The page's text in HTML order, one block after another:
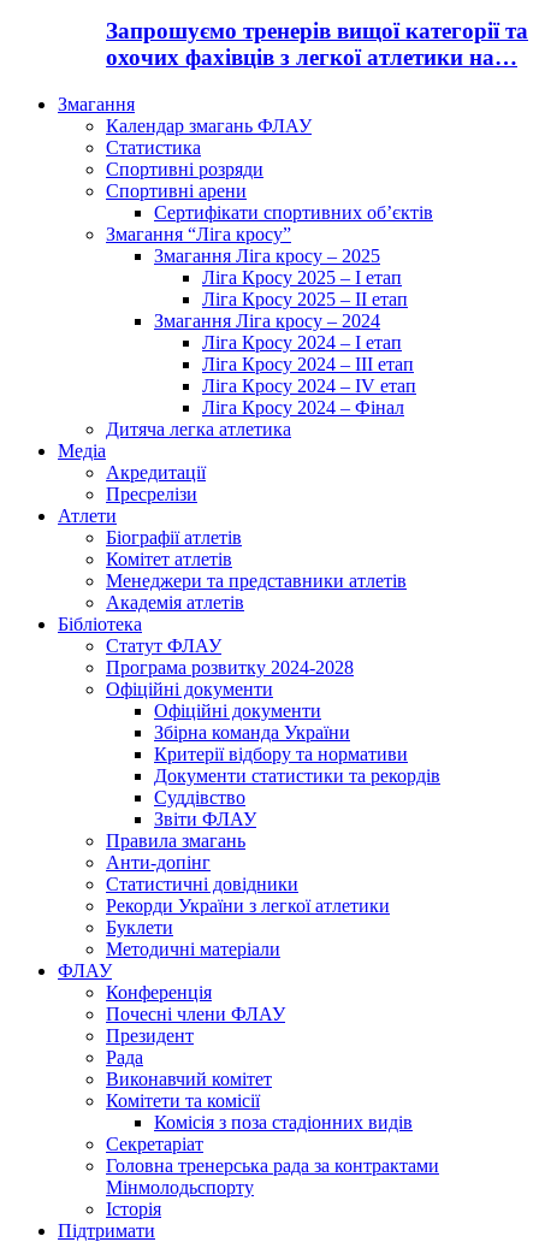
Запрошуємо тренерів вищої категорії та
охочих фахівців з легкої атлетики на…
Змагання
Календар змагань ФЛАУ
Статистика
Спортивні розряди
Спортивні арени
Сертифікати спортивних об’єктів
Змагання “Ліга кросу”
Змагання Ліга кросу – 2025
Ліга Кросу 2025 – I етап
Ліга Кросу 2025 – II етап
Змагання Ліга кросу – 2024
Ліга Кросу 2024 – I етап
Ліга Кросу 2024 – III етап
Ліга Кросу 2024 – IV етап
Ліга Кросу 2024 – Фінал
Дитяча легка атлетика
Медіа
Акредитації
Пресрелізи
Атлети
Біографії атлетів
Комітет атлетів
Менеджери та представники атлетів
Академія атлетів
Бібліотека
Статут ФЛАУ
Програма розвитку 2024-2028
Офіційні документи
Офіційні документи
Збірна команда України
Критерії відбору та нормативи
Документи статистики та рекордів
Суддівство
Звіти ФЛАУ
Правила змагань
Анти-допінг
Статистичні довідники
Рекорди України з легкої атлетики
Буклети
Методичні матеріали
ФЛАУ
Конференція
Почесні члени ФЛАУ
Президент
Рада
Виконавчий комітет
Комітети та комісії
Комісія з поза стадіонних видів
Секретаріат
Головна тренерська рада за контрактами
Мінмолодьспорту
Історія
Підтримати